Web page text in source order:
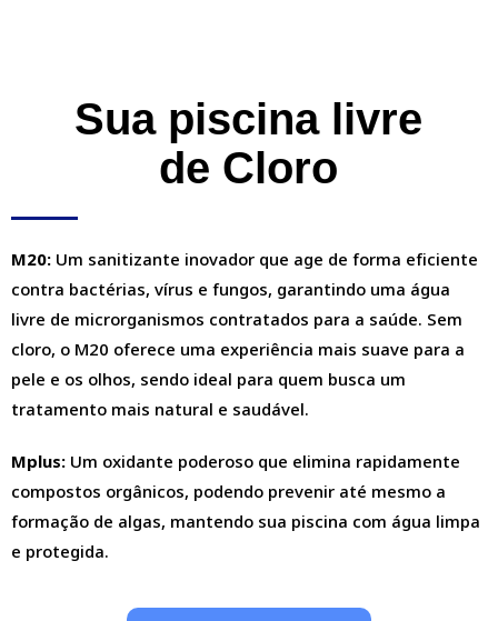
Sua piscina livre
de Cloro
M20: Um sanitizante inovador que age de forma eficiente
contra bactérias, vírus e fungos, garantindo uma água
livre de microrganismos contratados para a saúde. Sem
cloro, o M20 oferece uma experiência mais suave para a
pele e os olhos, sendo ideal para quem busca um
tratamento mais natural e saudável.
Mplus: Um oxidante poderoso que elimina rapidamente
compostos orgânicos, podendo prevenir até mesmo a
formação de algas, mantendo sua piscina com água limpa
e protegida.